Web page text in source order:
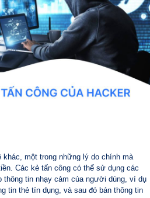
khác, một trong những lý do chính mà
Các kẻ tấn công có thể sử dụng các
tin nhạy cảm của người dùng, ví dụ
tin thẻ tín dụng, và sau đó bán thông tin